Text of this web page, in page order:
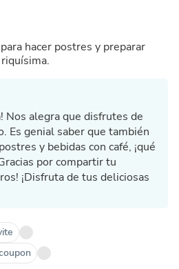
hacer postres y preparar
Nos alegra que disfrutes de
Es genial saber que también
y bebidas con café, ¡qué
por compartir tu
¡Disfruta de tus deliciosas